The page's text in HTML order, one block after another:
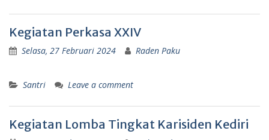
Kegiatan Perkasa XXIV
Selasa, 27 Februari 2024 Raden Paku
Santri Leave a comment
Kegiatan Lomba Tingkat Karisiden Kediri